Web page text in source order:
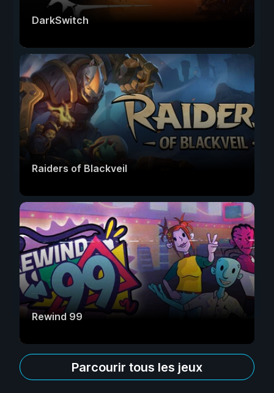
DarkSwitch
Raiders of Blackveil
Rewind 99
Parcourir tous les jeux